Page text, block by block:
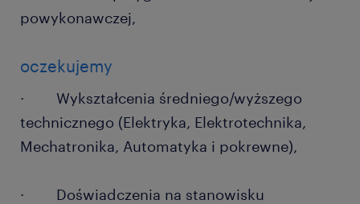
powykonawczej,
oczekujemy
· Wykształcenia średniego/wyższego
technicznego (Elektryka, Elektrotechnika,
Mechatronika, Automatyka i pokrewne),
· Doświadczenia na stanowisku